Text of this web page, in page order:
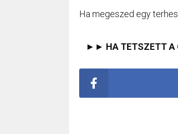
Ha megeszed egy
►► HA TETSZETT A